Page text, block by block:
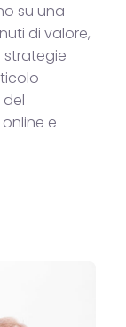
su una
di valore,
strategie
e